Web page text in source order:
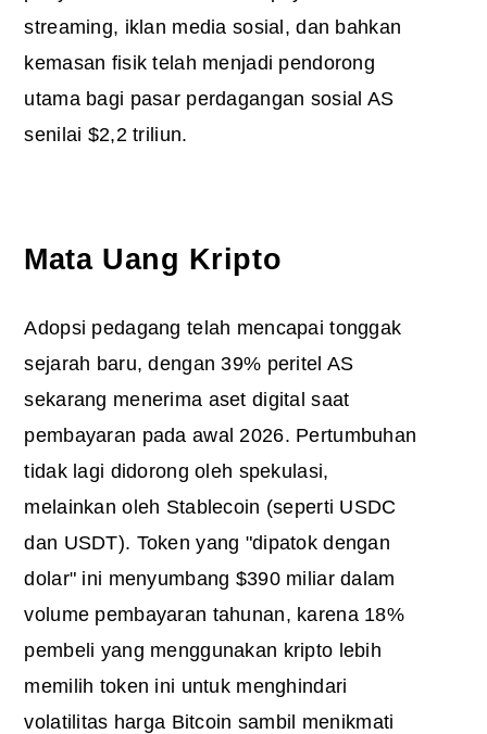
streaming, iklan media sosial, dan bahkan
kemasan fisik telah menjadi pendorong
utama bagi pasar perdagangan sosial AS
senilai $2,2 triliun.
Mata Uang Kripto
Adopsi pedagang telah mencapai tonggak
sejarah baru, dengan 39% peritel AS
sekarang menerima aset digital saat
pembayaran pada awal 2026. Pertumbuhan
tidak lagi didorong oleh spekulasi,
melainkan oleh Stablecoin (seperti USDC
dan USDT). Token yang "dipatok dengan
dolar" ini menyumbang $390 miliar dalam
volume pembayaran tahunan, karena 18%
pembeli yang menggunakan kripto lebih
memilih token ini untuk menghindari
volatilitas harga Bitcoin sambil menikmati